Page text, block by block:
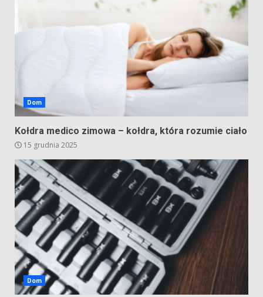
Dom
Kołdra medico zimowa – kołdra, która rozumie ciało
15 grudnia 2025
Dom